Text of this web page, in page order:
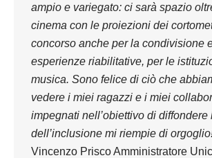
ampio e variegato: ci sarà spazio
cinema con le proiezioni dei
concorso anche per la condivisione
esperienze riabilitative, per le
musica. Sono felice di ciò che
vedere i miei ragazzi e i miei
impegnati nell’obiettivo di diffondere
dell’inclusione mi riempie di
Vincenzo Prisco Amministratore